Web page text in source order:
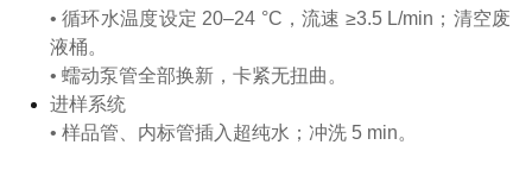
• 循环水温度设定 20–24 °C，流速 ≥3.5 L/min；清空废
液桶。
• 蠕动泵管全部换新，卡紧无扭曲。
进样系统
• 样品管、内标管插入超纯水；冲洗 5 min。